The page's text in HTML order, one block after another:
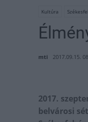
Kultúra
mti 2017.09.15.
2017.
belvárosi